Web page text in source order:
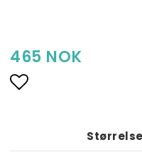
465 NOK
Størrelse